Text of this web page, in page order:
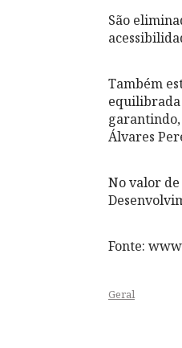
São
Também
equilibrada
Álvares
No valor de
Fonte:
Geral